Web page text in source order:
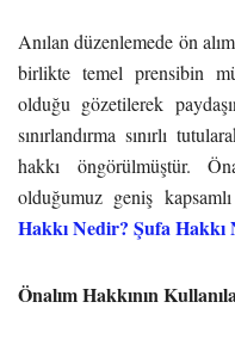
Anılan düzenlemede ön
birlikte temel prensibin
olduğu gözetilerek
sınırlandırma sınırlı
hakkı öngörülmüştür.
olduğumuz geniş
Hakkı Nedir? Şufa Hakkı
Önalım Hakkının